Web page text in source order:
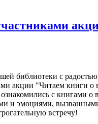
библиотеки с
акции "Читаем книги о
с книгами о
и эмоциями,
встречу!